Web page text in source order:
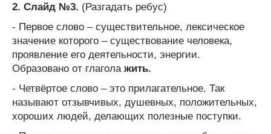
2. Слайд №3. (Разгадать ребус)
- Первое слово – существительное, лексическое
значение которого – существование человека,
проявление его деятельности, энергии.
Образовано от глагола жить.
- Четвёртое слово – это прилагательное. Так
называют отзывчивых, душевных, положительных,
хороших людей, делающих полезные поступки.